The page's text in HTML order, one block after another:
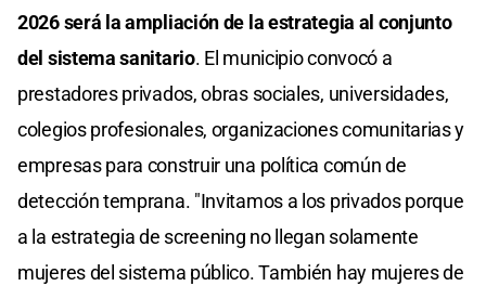
2026 será la ampliación de la estrategia al conjunto
del sistema sanitario. El municipio convocó a
prestadores privados, obras sociales, universidades,
colegios profesionales, organizaciones comunitarias y
empresas para construir una política común de
detección temprana. "Invitamos a los privados porque
a la estrategia de screening no llegan solamente
mujeres del sistema público. También hay mujeres de